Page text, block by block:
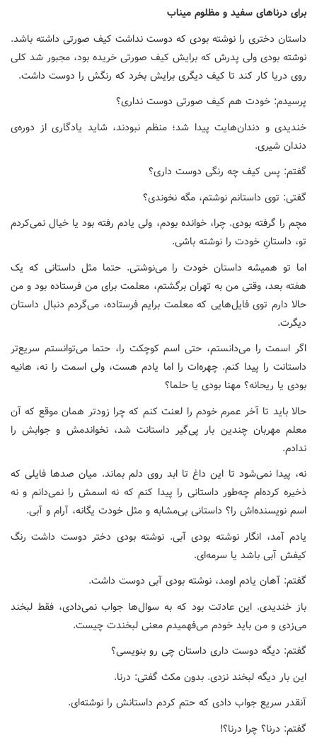
برای درناهای سفید و مظلوم میناب
داستان دختری را نوشته بودی که دوست نداشت کیف صورتی داشته باشد.
نوشته بودی ولی پدرش که برایش کیف صورتی خریده بود، مجبور شد کلی
روی دریا کار کند تا کیف دیگری برایش بخرد که رنگش را دوست داشت.
پرسیدم: خودت هم کیف صورتی دوست نداری؟
خندیدی و دندان‌هایت پیدا شد؛ منظم نبودند، شاید یادگاری از دوره‌ی
دندان شیری.
گفتم: پس کیف چه رنگی دوست داری؟
گفتی: توی داستانم نوشتم، مگه نخوندی؟
مچم را گرفته بودی. چرا، خوانده بودم، ولی یادم رفته بود یا خیال نمی‌کردم
تو، داستانِ خودت را نوشته باشی.
اما تو همیشه داستان خودت را می‌نوشتی. حتما مثل داستانی که یک
هفته بعد، وقتی من به تهران برگشتم، معلمت برای من فرستاده بود و من
حالا دارم توی فایل‌هایی که معلمت برایم فرستاده، می‌گردم دنبال داستان
دیگرت.
اگر اسمت را می‌دانستم، حتی اسم کوچکت را، حتما می‌توانستم سریع‌تر
داستانت را پیدا کنم. چهره‌ات را اما یادم هست، ولی اسمت را نه، هانیه
بودی یا ریحانه؟ مهنا بودی یا حلما؟
حالا باید تا آخر عمرم خودم را لعنت کنم که چرا زودتر همان موقع که آن
معلم مهربان چندین بار پی‌گیر داستانت شد، نخواندمش و جوابش را
ندادم.
نه، پیدا نمی‌شود تا این داغ تا ابد روی دلم بماند. میان صدها فایلی که
ذخیره کرده‌ام چه‌طور داستانی را پیدا کنم که نه اسمش را نمی‌دانم و نه
اسم نویسنده‌اش را؟ داستانی بی‌مشابه و مثل خودت یگانه، آرام و آبی.
یادم آمد، انگار نوشته بودی آبی. نوشته بودی دختر دوست داشت رنگ
کیفش آبی باشد یا سرمه‌ای.
گفتم: آهان یادم اومد، نوشته بودی آبی دوست داشت.
باز خندیدی. این عادتت بود که به سوال‌ها جواب نمی‌دادی، فقط لبخند
می‌زدی و من باید خودم می‌فهمیدم معنی لبخندت چیست.
گفتم: دیگه دوست داری داستان چی رو بنویسی؟
این بار دیگه لبخند نزدی. بدون مکث گفتی: درنا.
آنقدر سریع جواب دادی که حتم کردم داستانش را نوشته‌ای.
گفتم: درنا؟ چرا درنا؟!